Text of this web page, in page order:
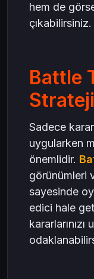
hem de
çıkabilirsiniz.
Battle
Sadece
uygularken
önemlidir.
görünümleri
sayesinde
edici hale